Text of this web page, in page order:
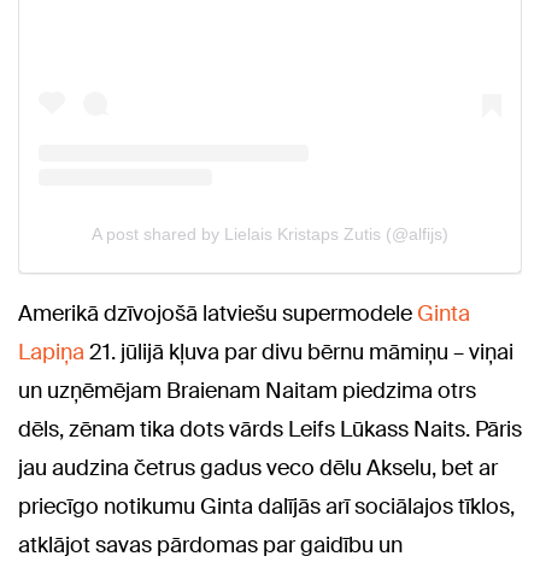
Amerikā dzīvojošā latviešu supermodele Ginta
Lapiņa 21. jūlijā kļuva par divu bērnu māmiņu – viņai
un uzņēmējam Braienam Naitam piedzima otrs
dēls, zēnam tika dots vārds Leifs Lūkass Naits. Pāris
jau audzina četrus gadus veco dēlu Akselu, bet ar
priecīgo notikumu Ginta dalījās arī sociālajos tīklos,
atklājot savas pārdomas par gaidību un